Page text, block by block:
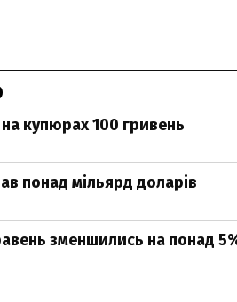
купюрах 100 гривень
понад мільярд доларів
зменшились на понад